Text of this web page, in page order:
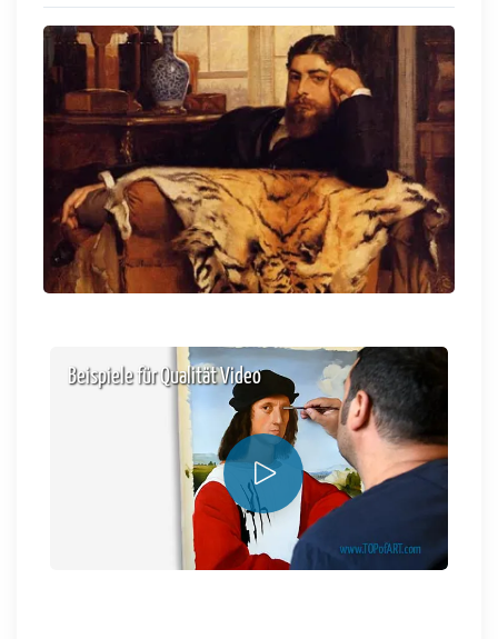
Beispiele für Qualität Video